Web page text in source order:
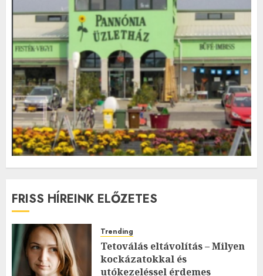
FRISS HÍREINK ELŐZETES
Trending
Tetoválás eltávolítás – Milyen
kockázatokkal és
utókezeléssel érdemes